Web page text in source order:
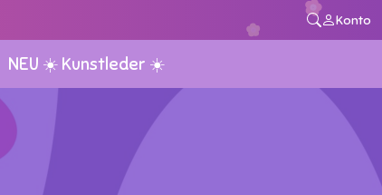
Konto
NEU ☀️ Kunstleder ☀️